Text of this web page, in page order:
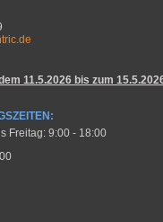
11.5.2026 bis zum
Freitag: 9:00 - 18:00